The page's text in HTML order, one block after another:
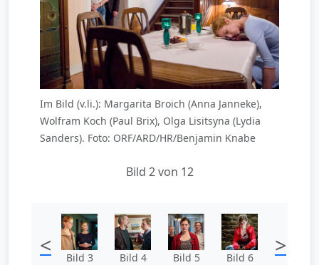
Im Bild (v.li.): Margarita Broich (Anna Janneke),
Wolfram Koch (Paul Brix), Olga Lisitsyna (Lydia
Sanders). Foto: ORF/ARD/HR/Benjamin Knabe
Bild 2 von 12
< Bild 3 Bild 4 Bild 5 Bild 6 >